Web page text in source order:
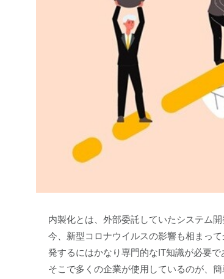
内製化とは、外部委託していたシステム
今、新型コロナウイルスの影響も相まっ
発するにはかなり専門的なIT知識が必要で
そこで多くの企業が使用しているのが、